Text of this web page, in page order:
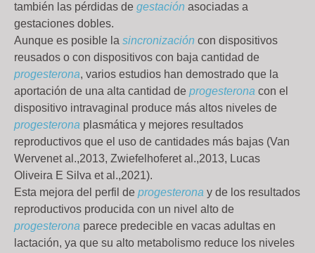
también las pérdidas de gestación asociadas a
gestaciones dobles.
Aunque es posible la sincronización con dispositivos
reusados o con dispositivos con baja cantidad de
progesterona, varios estudios han demostrado que la
aportación de una alta cantidad de progesterona con el
dispositivo intravaginal produce más altos niveles de
progesterona plasmática y mejores resultados
reproductivos que el uso de cantidades más bajas (Van
Wervenet al.,2013, Zwiefelhoferet al.,2013, Lucas
Oliveira E Silva et al.,2021).
Esta mejora del perfil de progesterona y de los resultados
reproductivos producida con un nivel alto de
progesterona parece predecible en vacas adultas en
lactación, ya que su alto metabolismo reduce los niveles